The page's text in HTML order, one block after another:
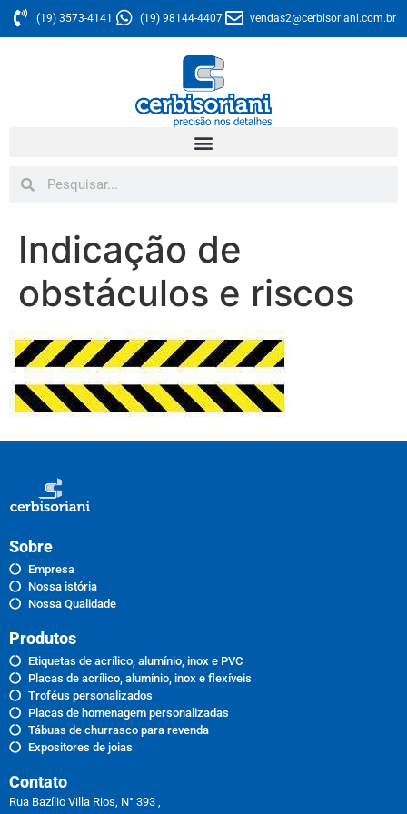
(19) 3573-4141 (19) 98144-4407 vendas2@cerbisoriani.com.br
Indicação de
obstáculos e riscos
Sobre
Empresa
Nossa istória
Nossa Qualidade
Produtos
Etiquetas de acrílico, alumínio, inox e PVC
Placas de acrílico, alumínio, inox e flexíveis
Troféus personalizados
Placas de homenagem personalizadas
Tábuas de churrasco para revenda
Expositores de joias
Contato
Rua Bazílio Villa Rios, N° 393 ,